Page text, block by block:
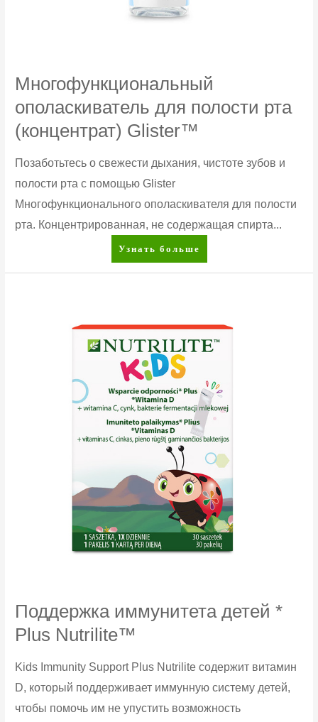
Многофункциональный
ополаскиватель для полости рта
(концентрат) Glister™
Позаботьтесь о свежести дыхания, чистоте зубов и
полости рта с помощью Glister
Многофункционального ополаскивателя для полости
рта. Концентрированная, не содержащая спирта...
Многофункциональный
ополаскиватель
(концентрат)
Glister™
Узнать больше
Поддержка иммунитета детей *
Plus Nutrilite™
Kids Immunity Support Plus Nutrilite содержит витамин
D, который поддерживает иммунную систему детей,
чтобы помочь им не упустить возможность